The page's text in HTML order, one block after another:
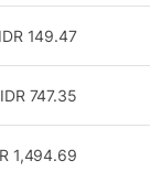
149.47
IDR
747.35
IDR
1,494.69
IDR